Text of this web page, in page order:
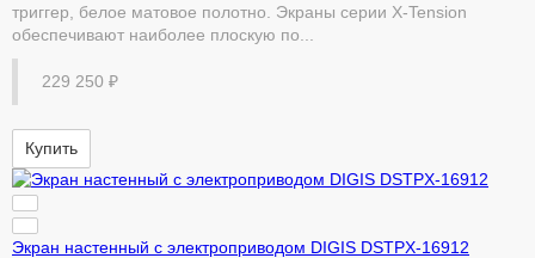
триггер, белое матовое полотно. Экраны серии X-Tension
обеспечивают наиболее плоскую по...
229 250 ₽
Купить
Экран настенный с электроприводом DIGIS DSTPX-16912